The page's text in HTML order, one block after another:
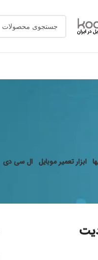
ابزار تعمیر موبایل ال سی دی